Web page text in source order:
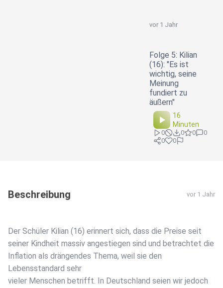
vor 1 Jahr
Folge 5: Kilian
(16): "Es ist
wichtig, seine
Meinung
fundiert zu
äußern"
16
Minuten
0 0 0
0
0
0
Beschreibung vor 1 Jahr
Der Schüler Kilian (16) erinnert sich, dass die Preise seit
seiner Kindheit massiv angestiegen sind und betrachtet die
Inflation als drängendes Thema, weil sie den
Lebensstandard sehr
vieler Menschen betrifft. In Deutschland seien wir jedoch